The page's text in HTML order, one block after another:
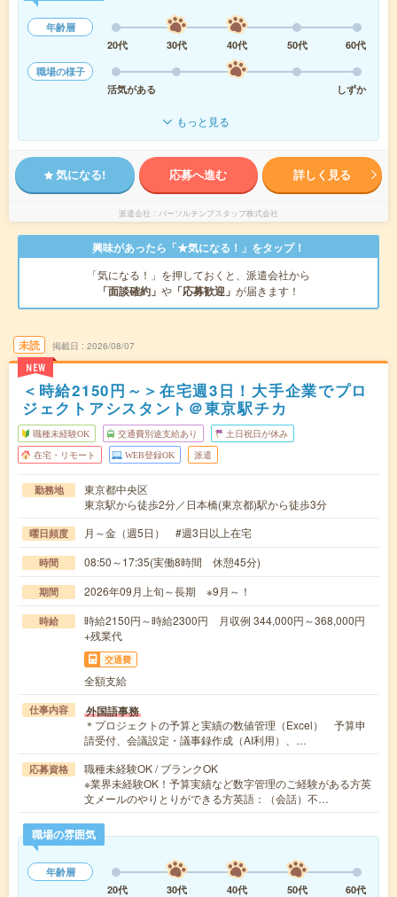
年齢層
20代
30代 40代 50代
60代
職場の様子
活気がある
しずか
もっと見る
気になる! 応募へ進む 詳しく見る
派遣会社 パーソルテンプスタッフ株式会社
興味があったら「★気になる！」をタップ！
「気になる！」を押しておくと、派遣会社から
「面談確約」 や 「応募歓迎」 が届きます！
未読
NEW
掲載日 2026/08/07
＜時給2150円～＞在宅週3日！大手企業でプロ
ジェクトアシスタント＠東京駅チカ
職種未経験OK 交通費別途支給あり 土日祝日が休み
在宅・リモート WEB登録OK 派遣
勤務地
東京都中央区
東京駅から徒歩2分／日本橋(東京都)駅から徒歩3分
曜日頻度 月～金（週5日） #週3日以上在宅
時間 08:50～17:35(実働8時間 休憩45分)
期間 2026年09月上旬～長期 ※9月～！
時給
時給2150円～時給2300円 月収例 344,000円～368,000円
+残業代
交通費
全額支給
仕事内容 外国語事務
＊プロジェクトの予算と実績の数値管理（Excel） 予算申
請受付、会議設定・議事録作成（AI利用）、…
応募資格
職種未経験OK / ブランクOK
※業界未経験OK！予算実績など数字管理のご経験がある方英
文メールのやりとりができる方英語：（会話）不…
職場の雰囲気
年齢層
20代
30代 40代 50代
60代